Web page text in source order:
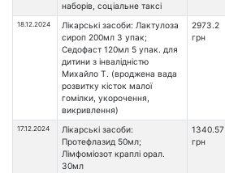
наборів, соціальне таксі
18.12.2024
Лікарські засоби: Лактулоза
сироп 200мл 3 упак;
Седофаст 120мл 5 упак. для
дитини з інвалідністю
Михайло Т. (вроджена вада
розвитку кісток малої
гомілки, укорочення,
викривлення)
2973.2
грн
17.12.2024
Лікарські засоби:
Протефлазид 50мл;
Лімфоміозот краплі орал.
30мл
1340.57
грн